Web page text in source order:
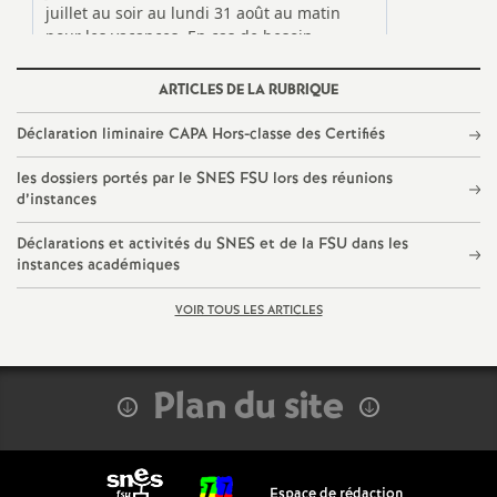
S
e
c
o
n
d
d
e
ARTICLES DE LA RUBRIQUE
Déclaration liminaire CAPA Hors-classe des Certifiés
les dossiers portés par le SNES FSU lors des réunions
d’instances
Déclarations et activités du SNES et de la FSU dans les
instances académiques
VOIR TOUS LES ARTICLES
Plan du site